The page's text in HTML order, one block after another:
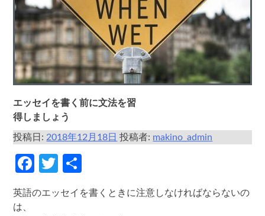
エッセイを書く前に文法を習
得しましょう
投稿日:2018年12月18日 投稿者: makino_admin
Facebook
Twitter
有
英語のエッセイを書くときに注意しなければならないの
は、